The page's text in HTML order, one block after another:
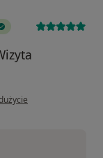
Karolina M.